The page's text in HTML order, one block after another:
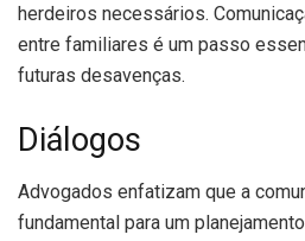
herdeiros necessários.
entre familiares é um passo
futuras desavenças.
Diálogos
Advogados enfatizam que a
fundamental para um